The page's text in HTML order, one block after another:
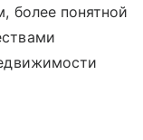
более понятной